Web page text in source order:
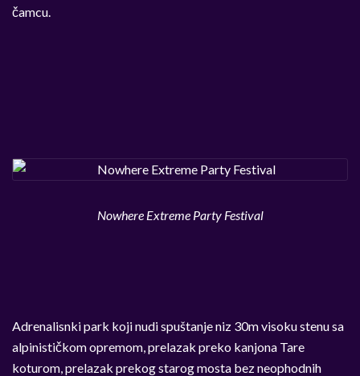
čamcu.
Nowhere Extreme Party Festival
Adrenalisnki park koji nudi spuštanje niz 30m visoku stenu sa
alpinističkom opremom, prelazak preko kanjona Tare
koturom, prelazak prekog starog mosta bez neophodnih